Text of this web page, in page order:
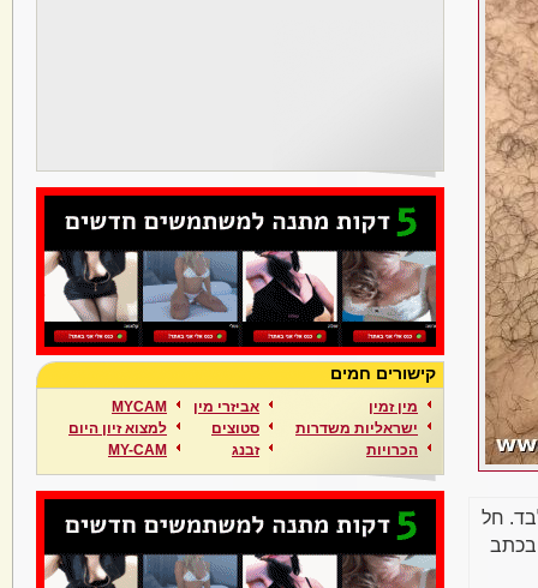
חל
בכתב
קישורים חמים
מין זמין
ישראליות משדרות
הכרויות
אביזרי מין
סטוצים
זבנג
MYCAM
למצוא זיון היום
MY-CAM